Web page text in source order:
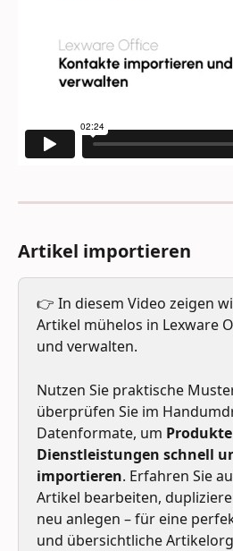
Artikel importieren
👉 In diesem Video zeigen
Artikel mühelos in Lexware
und verwalten.
Nutzen Sie praktische
überprüfen Sie im
Datenformate, um
Dienstleistungen schnell
importieren. Erfahren Sie
Artikel bearbeiten,
neu anlegen – für eine
und übersichtliche